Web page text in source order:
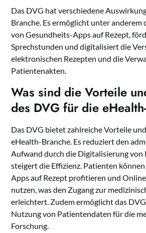
Das DVG hat verschiedene
Branche. Es ermöglicht unter anderem
von Gesundheits-Apps auf Rezept,
Sprechstunden und digitalisiert die
elektronischen Rezepten und die
Patientenakten.
Was sind die Vorteile
des DVG für die
Das DVG bietet zahlreiche Vorteile
eHealth-Branche. Es reduziert den
Aufwand durch die Digitalisierung von
steigert die Effizienz. Patienten
Apps auf Rezept profitieren und
nutzen, was den Zugang zur
erleichtert. Zudem ermöglicht das
Nutzung von Patientendaten für die
Forschung.